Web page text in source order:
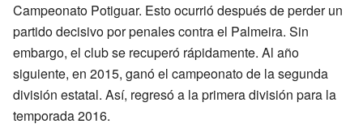
Campeonato Potiguar. Esto ocurrió después de perder un
partido decisivo por penales contra el Palmeira. Sin
embargo, el club se recuperó rápidamente. Al año
siguiente, en 2015, ganó el campeonato de la segunda
división estatal. Así, regresó a la primera división para la
temporada 2016.